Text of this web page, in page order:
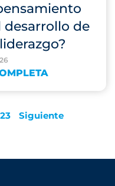
de
23 Siguiente